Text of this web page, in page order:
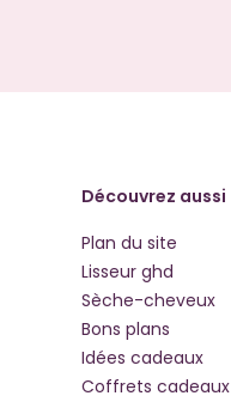
Découvrez aussi
Plan du site
Lisseur ghd
Sèche-cheveux
Bons plans
Idées cadeaux
Coffrets cadeaux